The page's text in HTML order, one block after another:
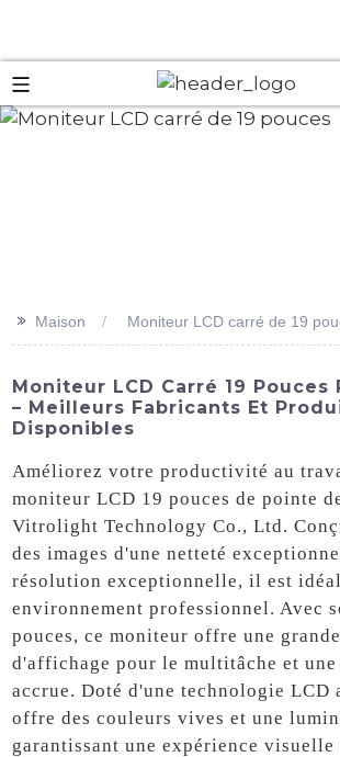
>> Maison Moniteur LCD carré de 19
Moniteur LCD Carré 19 Pouces
– Meilleurs Fabricants Et
Disponibles
Améliorez votre productivité au
moniteur LCD 19 pouces de pointe
Vitrolight Technology Co., Ltd.
des images d'une netteté
résolution exceptionnelle, il est
environnement professionnel. Avec
pouces, ce moniteur offre une
d'affichage pour le multitâche et
accrue. Doté d'une technologie LCD
offre des couleurs vives et une
garantissant une expérience visuelle